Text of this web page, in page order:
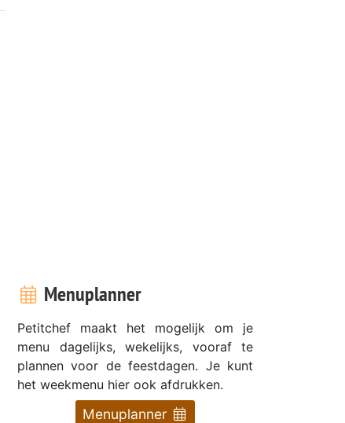
Menuplanner
Petitchef maakt het mogelijk om je
menu dagelijks, wekelijks, vooraf te
plannen voor de feestdagen. Je kunt
het weekmenu hier ook afdrukken.
Menuplanner